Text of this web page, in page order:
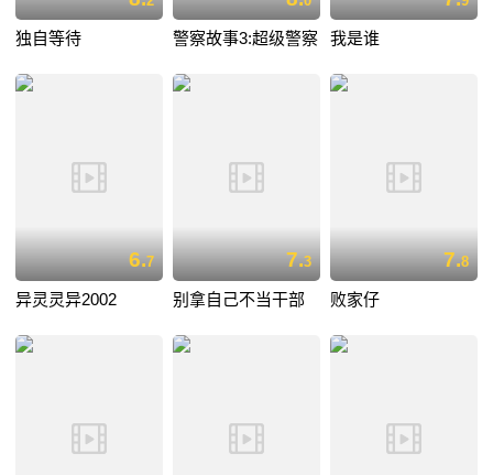
独自等待 警察故事3:超级警察 我是谁
6.7
异灵灵异2002
7.3
别拿自己不当干部
7.8
败家仔